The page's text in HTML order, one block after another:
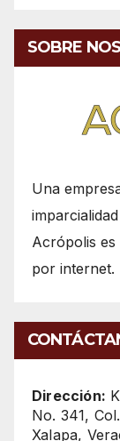
SOBRE
Una
Acrópolis
por internet.
Dirección:
No. 341,
Xalapa,